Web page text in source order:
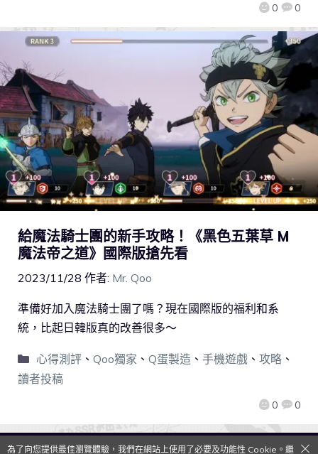
0 0
給魔法騎士團的新手攻略！《黑色五葉草 M
魔法帝之道》國際版搶先看
2023/11/28 作者: Mr. Qoo
0 0
準備好加入魔法騎士團了嗎？現在國際版的福利和系
統，比起日韓版真的改善很多～
心得測評、 Qoo獨家 、 Q蛋製造 、 手機遊戲、 攻略、
讀者投稿
為了向您提供最佳瀏覽體驗，我們在網站上使用了必要及功能性 Cookie。繼